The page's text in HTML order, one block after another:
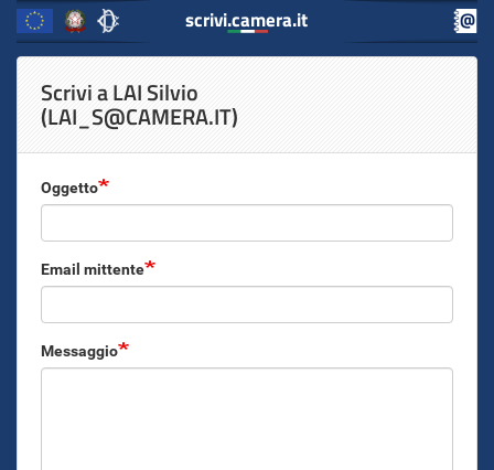
contenuto
principale
scrivi.camera.it
scrivi.camera.it
Inizio
Contenuto
Scrivi a LAI Silvio
(LAI_S@CAMERA.IT)
Oggetto
Email mittente
Messaggio